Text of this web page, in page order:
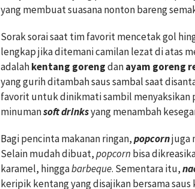
yang membuat suasana nonton bareng
Sorak sorai saat tim favorit mencetak gol
lengkap jika ditemani camilan lezat di atas
adalahkentang gorengdanayam goreng
yang gurih ditambah saus sambal saat
favorit untuk dinikmati sambil menyaksikan
minumansoft drinksyang menambah
Bagi pencinta makanan ringan,popcornjuga
Selain mudah dibuat,popcorn bisa
karamel, hinggabarbeque. Sementara itu,
keripik kentang yang disajikan bersama